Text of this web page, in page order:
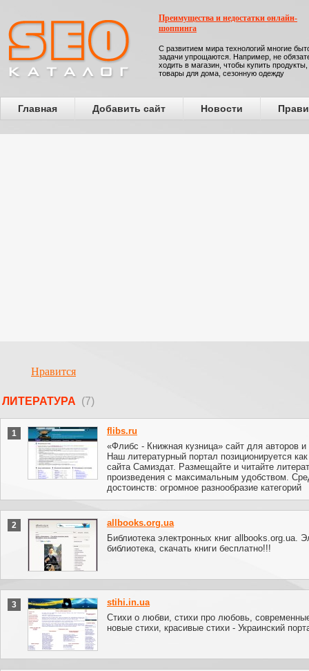
Преимущества и недостатки онлайн-
шоппинга
С развитием мира технологий многие
задачи упрощаются. Например, не
ходить в магазин, чтобы купить продукты,
товары для дома, сезонную одежду
Главная Добавить сайт Новости
Нравится
ЛИТЕРАТУРА (7)
1
flibs.ru
«Флибс - Книжная кузница» сайт для авторов и
Наш литературный портал позиционируется
сайта Самиздат. Размещайте и читайте
произведения с максимальным удобством.
достоинств: огромное разнообразие категорий
2
allbooks.org.ua
Библиотека электронных книг allbooks.org.ua.
библиотека, скачать книги бесплатно!!!
3
stihi.in.ua
Стихи о любви, стихи про любовь,
новые стихи, красивые стихи - Украинский